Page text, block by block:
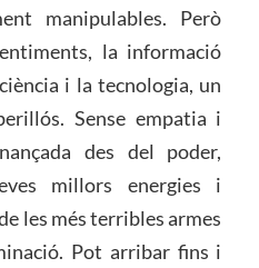
manipulables. Però
la informació
i la tecnologia, un
Sense empatia i
des del poder,
millors energies i
les més terribles armes
Pot arribar fins i